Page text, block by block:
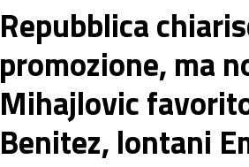
Repubblica
promozione, ma
Mihajlovic
Benitez, lontani